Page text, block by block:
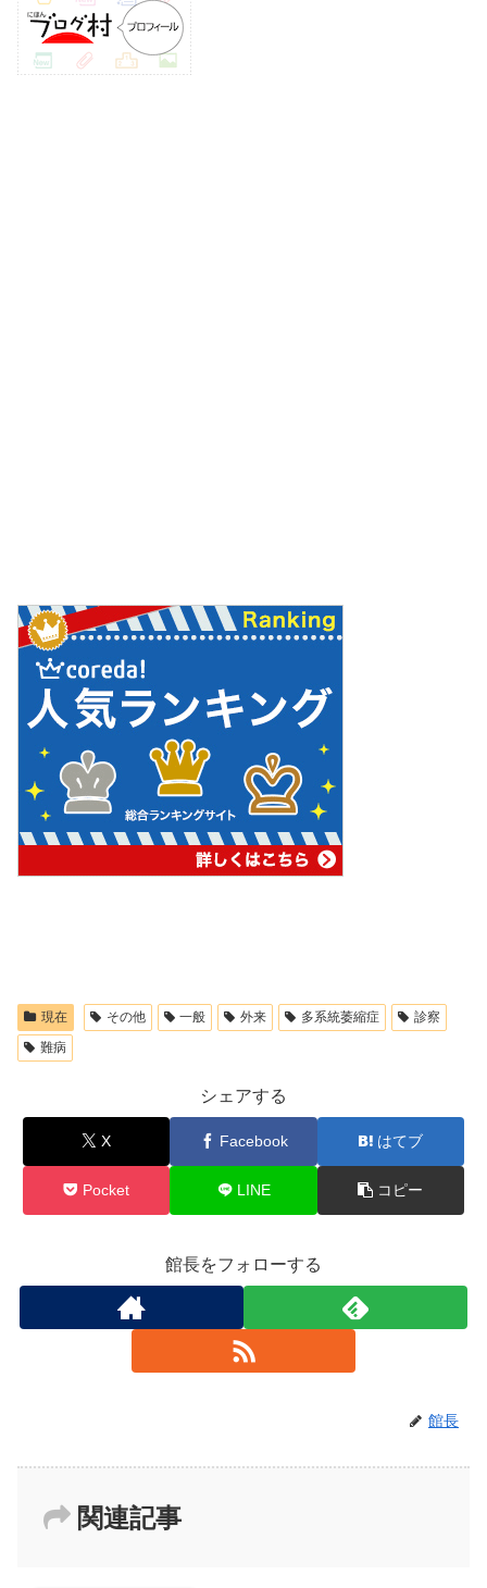
現在 その他 一般 外来 多系統萎縮症
診察
難病
シェアする
X Facebook はてブ
Pocket LINE コピー
館長をフォローする
館長
関連記事